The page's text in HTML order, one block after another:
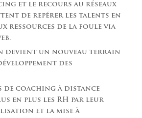
et le recours au réseaux
de repérer les talents en
ressources de la foule via
devient un nouveau terrain
des
de coaching à distance
en plus les RH par leur
et la mise à